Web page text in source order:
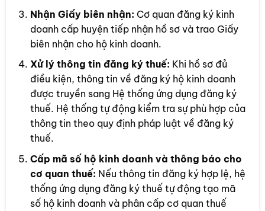
Nhận Giấy biên nhận: Cơ quan đăng ký kinh
doanh cấp huyện tiếp nhận hồ sơ và trao Giấy
biên nhận cho hộ kinh doanh.
Xử lý thông tin đăng ký thuế: Khi hồ sơ đủ
điều kiện, thông tin về đăng ký hộ kinh doanh
được truyền sang Hệ thống ứng dụng đăng ký
thuế. Hệ thống tự động kiểm tra sự phù hợp của
thông tin theo quy định pháp luật về đăng ký
thuế.
Cấp mã số hộ kinh doanh và thông báo cho
cơ quan thuế: Nếu thông tin đăng ký hợp lệ, hệ
thống ứng dụng đăng ký thuế tự động tạo mã
số hộ kinh doanh và phân cấp cơ quan thuế